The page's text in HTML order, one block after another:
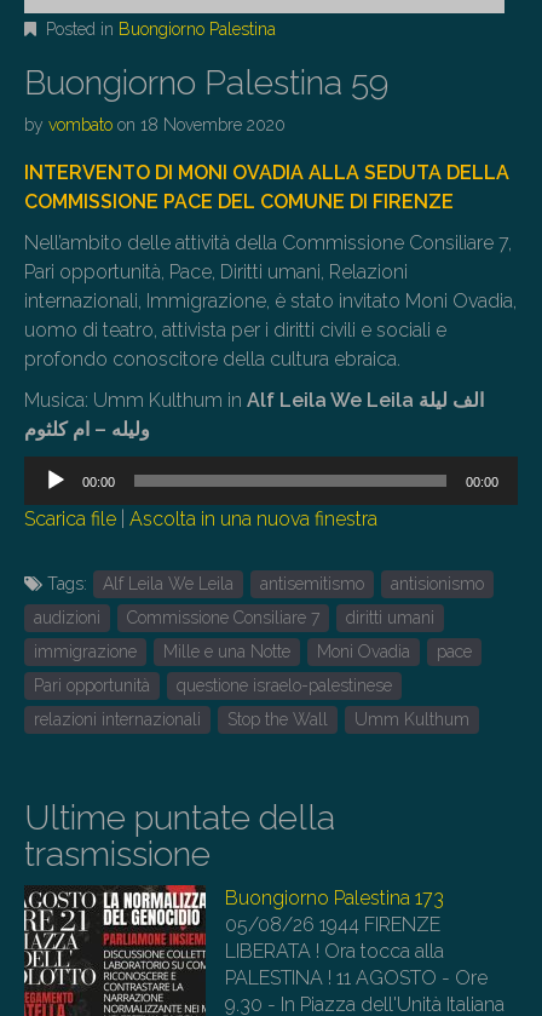
Posted in Buongiorno Palestina
Buongiorno Palestina 59
by vombato on 18 Novembre 2020
INTERVENTO DI MONI OVADIA ALLA SEDUTA DELLA
COMMISSIONE PACE DEL COMUNE DI FIRENZE
Nell’ambito delle attività della Commissione Consiliare 7,
Pari opportunità, Pace, Diritti umani, Relazioni
internazionali, Immigrazione, è stato invitato Moni Ovadia,
uomo di teatro, attivista per i diritti civili e sociali e
profondo conoscitore della cultura ebraica.
Musica: Umm Kulthum in Alf Leila We Leila الف ليلة
Audio
00:00 00:00
Scarica file Ascolta in una nuova finestra
Tags: Alf Leila We Leila antisemitismo
antisionismo
audizioni
Commissione Consiliare 7
diritti umani
immigrazione
Mille e una Notte Moni Ovadia
pace
Pari opportunità
questione israelo-palestinese
relazioni internazionali
Stop the Wall Umm Kulthum
Ultime puntate della
trasmissione
Buongiorno Palestina 173
05/08/26 1944 FIRENZE
LIBERATA ! Ora tocca alla
PALESTINA ! 11 AGOSTO - Ore
9.30 - In Piazza dell'Unità Italiana